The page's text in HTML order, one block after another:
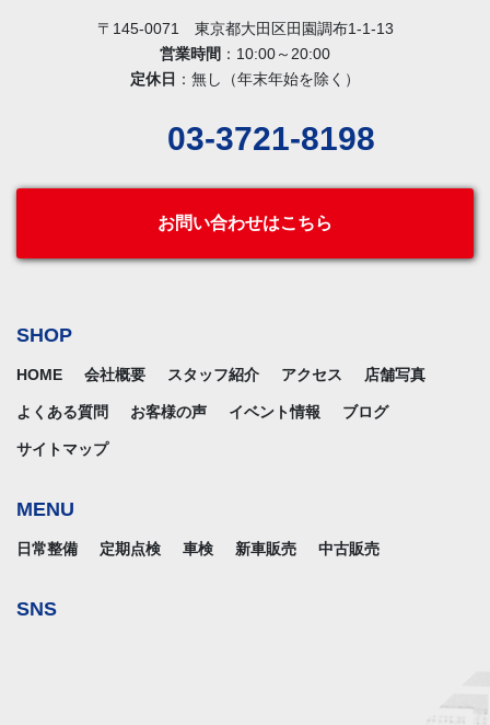
〒145-0071 東京都大田区田園調布1-1-13
営業時間 ：10:00～20:00
定休日 ：無し（年末年始を除く）
03-3721-8198
お問い合わせはこちら
SHOP
HOME 会社概要 スタッフ紹介 アクセス 店舗写真
よくある質問 お客様の声 イベント情報 ブログ
サイトマップ
MENU
日常整備 定期点検 車検 新車販売 中古販売
SNS